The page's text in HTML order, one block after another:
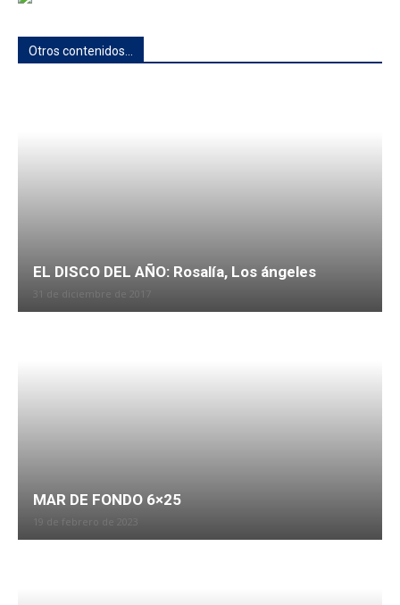
Otros contenidos...
EL DISCO DEL AÑO: Rosalía, Los ángeles
31 de diciembre de 2017
MAR DE FONDO 6×25
19 de febrero de 2023